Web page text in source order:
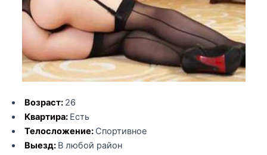
Возраст: 26
Квартира: Есть
Телосложение: Спортивное
Выезд: В любой район